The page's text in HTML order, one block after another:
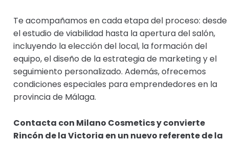
Te acompañamos en cada etapa del proceso: desde
el estudio de viabilidad hasta la apertura del salón,
incluyendo la elección del local, la formación del
equipo, el diseño de la estrategia de marketing y el
seguimiento personalizado. Además, ofrecemos
condiciones especiales para emprendedores en la
provincia de Málaga.
Contacta con Milano Cosmetics y convierte
Rincón de la Victoria en un nuevo referente de la